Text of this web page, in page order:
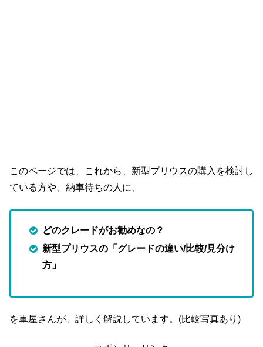
このページでは、これから、新型プリウスの購入を検討し
ている方や、納車待ちの人に、
どのクレードがお勧めなの？
新型プリウスの「グレードの違い/比較/見分け
方」
を車屋さんが、詳しく解説しています。(比較写真あり)